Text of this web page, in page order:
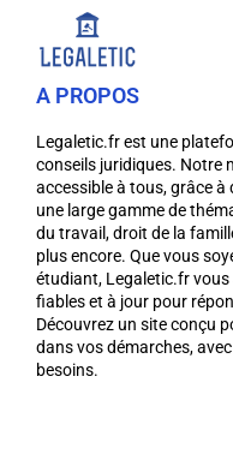
A PROPOS
Legaletic.fr est une
conseils juridiques. Notre
accessible à tous, grâce
une large gamme de
du travail, droit de la
plus encore. Que vous
étudiant, Legaletic.fr
fiables et à jour pour
Découvrez un site conçu
dans vos démarches,
besoins.